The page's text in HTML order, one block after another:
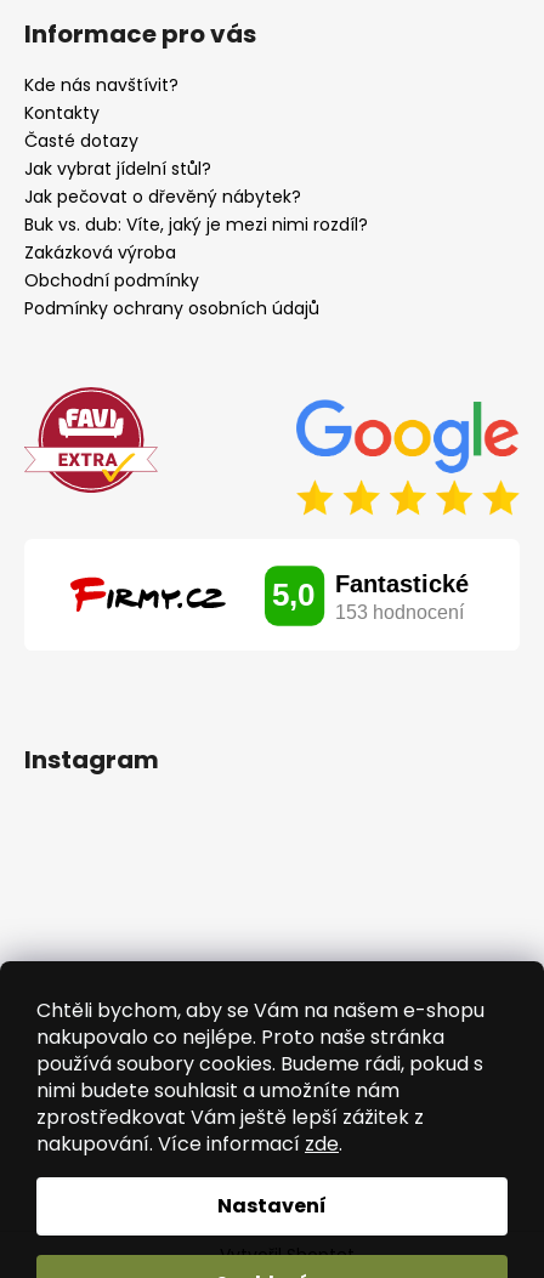
Chtěli bychom, aby se Vám na našem e-shopu
nakupovalo co nejlépe. Proto naše stránka
používá soubory cookies. Budeme rádi, pokud s
nimi budete souhlasit a umožníte nám
zprostředkovat Vám ještě lepší zážitek z
nakupování. Více informací zde.
Nastavení
Informace pro vás
Kde nás navštívit?
Kontakty
Časté dotazy
Jak vybrat jídelní stůl?
Jak pečovat o dřevěný nábytek?
Buk vs. dub: Víte, jaký je mezi nimi rozdíl?
Zakázková výroba
Obchodní podmínky
Podmínky ochrany osobních údajů
Instagram
Sledovat na Instagramu
Vytvořil Shoptet